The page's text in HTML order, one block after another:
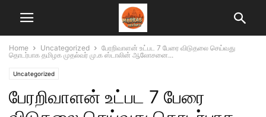
Home Uncategorized
பேரறிவாளன் உட்பட 7 பேரை விடுதலை செய்வது
தொடர்பாக தமிழக முதல்வர் மு.க ஸ்டாலின் ஆலோசனை...
Uncategorized
பேரறிவாளன் உட்பட 7 பேரை